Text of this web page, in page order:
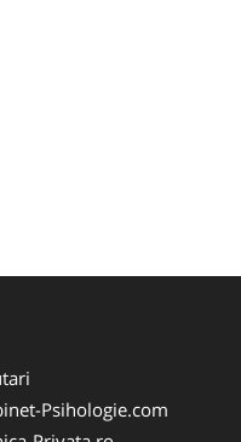
Psihologie.com